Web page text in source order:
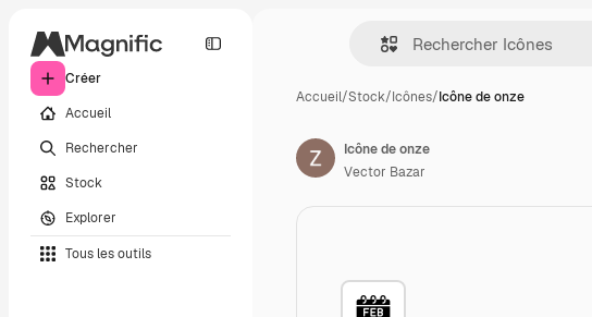
Créer
Accueil
Rechercher
Stock
Explorer
Tous les outils
Accueil/Stock/Icônes/Icône de onze
Icône de onze
Vector Bazar